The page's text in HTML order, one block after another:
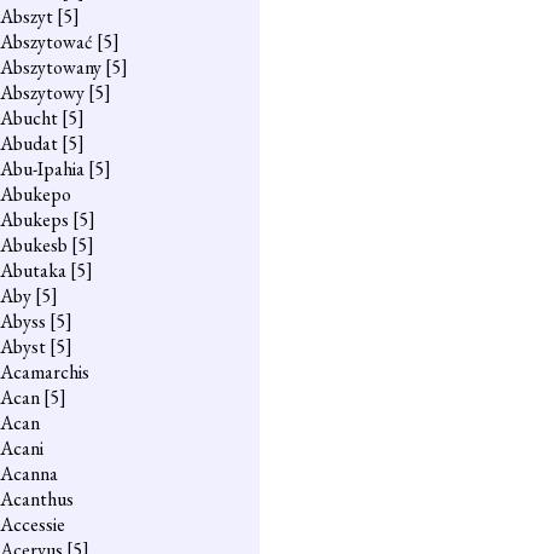
Abszyt[5]
Abszytować [5]
Abszytowany[5]
Abszytowy[5]
Abucht[5]
Abudat[5]
Abu-Ipahia[5]
Abukepo
Abukeps [5]
Abukesb [5]
Abutaka[5]
Aby[5]
Abyss [5]
Abyst[5]
Acamarchis
Acan[5]
Acan
Acani
Acanna
Acanthus
Accessie